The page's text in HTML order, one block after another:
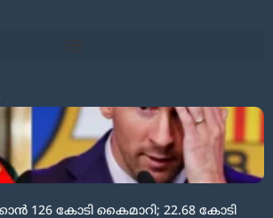
126 കോടി കൈമാറി; 22.68 കോടി